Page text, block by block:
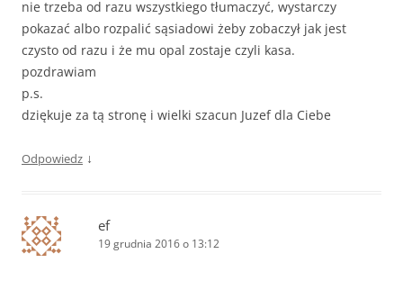
nie trzeba od razu wszystkiego tłumaczyć, wystarczy
pokazać albo rozpalić sąsiadowi żeby zobaczył jak jest
czysto od razu i że mu opal zostaje czyli kasa.
pozdrawiam
p.s.
dziękuje za tą stronę i wielki szacun Juzef dla Ciebe
Odpowiedz ↓
ef
19 grudnia 2016 o 13:12